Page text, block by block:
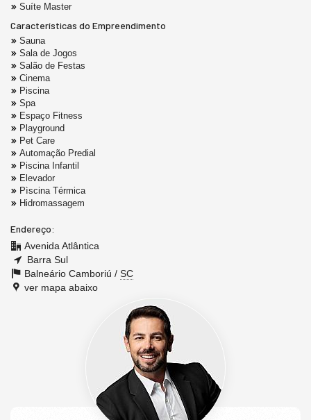
Suíte Master
Características do Empreendimento
Sauna
Sala de Jogos
Salão de Festas
Cinema
Piscina
Spa
Espaço Fitness
Playground
Pet Care
Automação Predial
Piscina Infantil
Elevador
Pìscina Térmica
Hidromassagem
Endereço:
Avenida Atlântica
Barra Sul
Balneário Camboriú / SC
ver mapa abaixo